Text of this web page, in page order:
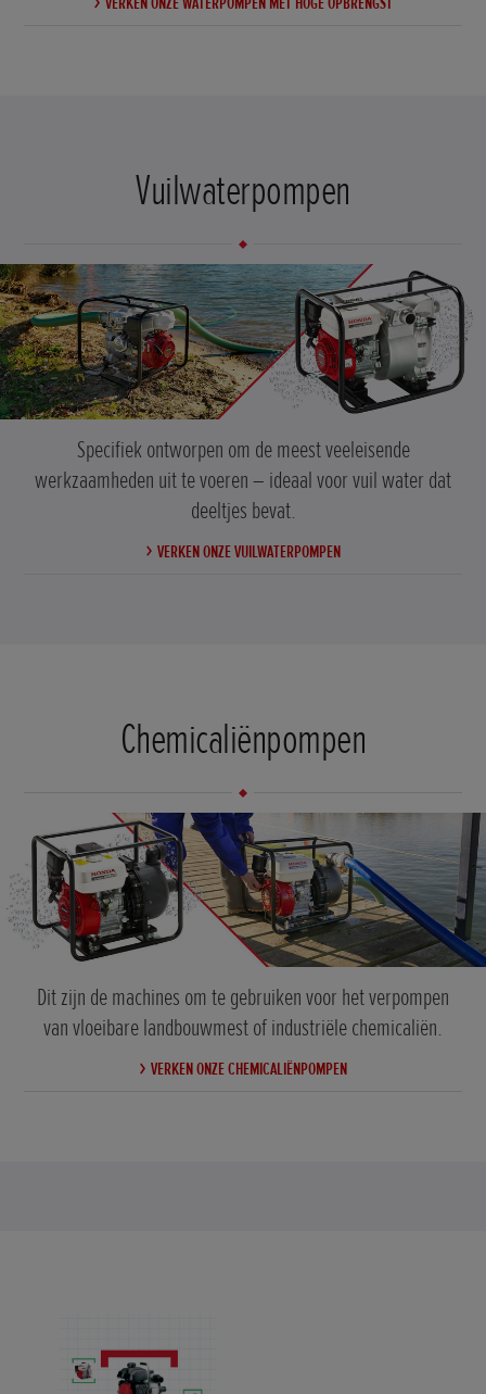
Vuilwaterpompen
Specifiek ontworpen om de meest veeleisende
werkzaamheden uit te voeren – ideaal voor vuil water dat
deeltjes bevat.
VERKEN ONZE VUILWATERPOMPEN
Chemicaliënpompen
Dit zijn de machines om te gebruiken voor het verpompen
van vloeibare landbouwmest of industriële chemicaliën.
VERKEN ONZE CHEMICALIËNPOMPEN